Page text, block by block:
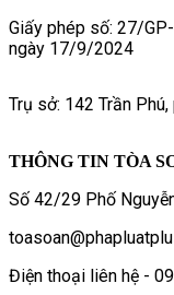
Giấy phép số: 27/
ngày 17/9/2024
Trụ sở: 142 Trần
THÔNG TIN TÒA
Số 42/29 Phố
Điện thoại liên hệ -